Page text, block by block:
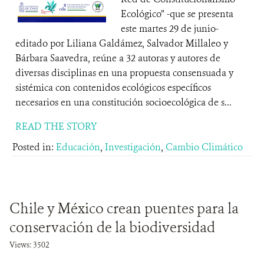
Ecológico” -que se presenta
este martes 29 de junio-
editado por Liliana Galdámez, Salvador Millaleo y
Bárbara Saavedra, reúne a 32 autoras y autores de
diversas disciplinas en una propuesta consensuada y
sistémica con contenidos ecológicos específicos
necesarios en una constitución socioecológica de s...
READ THE STORY
Posted in: Educación, Investigación, Cambio Climático
Chile y México crean puentes para la
conservación de la biodiversidad
Views: 3502